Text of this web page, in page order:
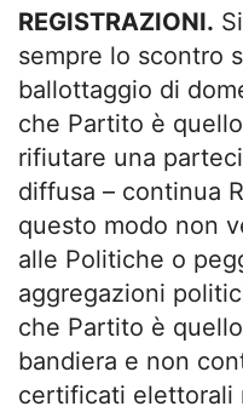
REGISTRAZIONI.
sempre lo scontro
ballottaggio di
che Partito è
rifiutare una
diffusa – continua
questo modo non
alle Politiche o
aggregazioni
che Partito è
bandiera e non
certificati elettorali